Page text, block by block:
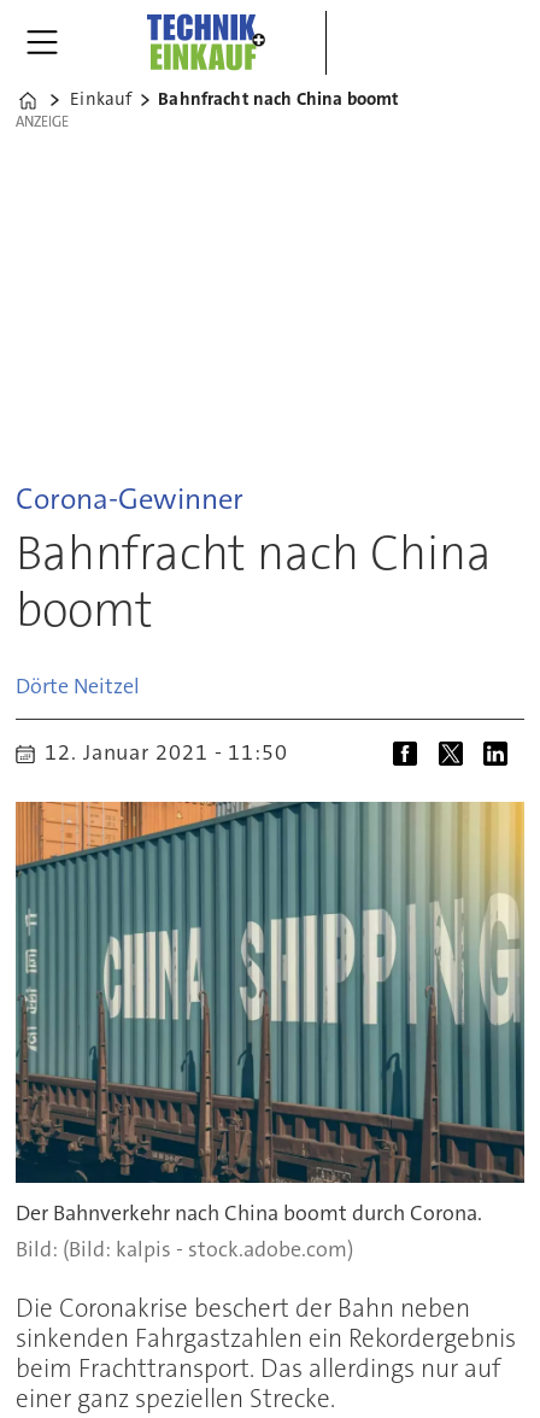
Home
Einkauf Bahnfracht nach China boomt
ANZEIGE
ANZEIGE
Corona-Gewinner
Bahnfracht nach China
boomt
Dörte Neitzel
12. Januar 2021 - 11:50
Der Bahnverkehr nach China boomt durch Corona.
(Bild: kalpis - stock.adobe.com)
Die Coronakrise beschert der Bahn neben
sinkenden Fahrgastzahlen ein Rekordergebnis
beim Frachttransport. Das allerdings nur auf
einer ganz speziellen Strecke.